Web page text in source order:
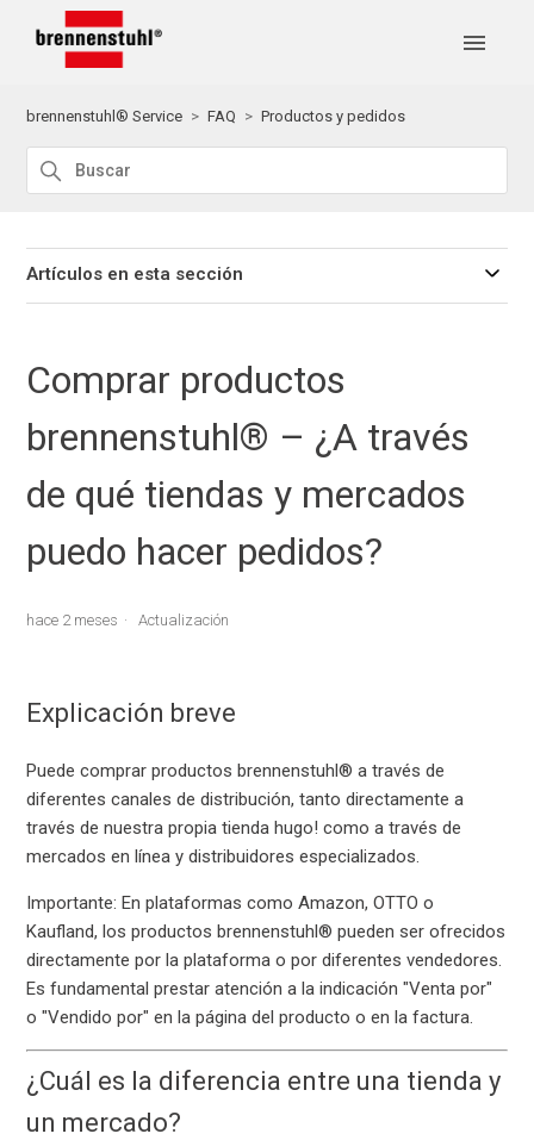
brennenstuhl® Service FAQ Productos y pedidos
Artículos en esta sección
Comprar productos
brennenstuhl® – ¿A través
de qué tiendas y mercados
puedo hacer pedidos?
hace 2 meses Actualización
Explicación breve
Puede comprar productos brennenstuhl® a través de
diferentes canales de distribución, tanto directamente a
través de nuestra propia tienda hugo! como a través de
mercados en línea y distribuidores especializados.
Importante: En plataformas como Amazon, OTTO o
Kaufland, los productos brennenstuhl® pueden ser ofrecidos
directamente por la plataforma o por diferentes vendedores.
Es fundamental prestar atención a la indicación "Venta por"
o "Vendido por" en la página del producto o en la factura.
¿Cuál es la diferencia entre una tienda y
un mercado?